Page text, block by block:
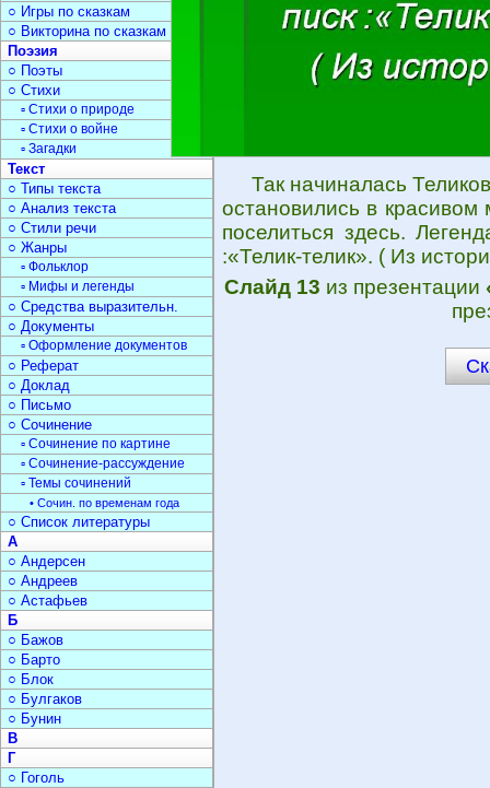
Так начиналась
остановились в красивом
поселиться здесь.
:«Телик-телик». ( Из
Слайд 13 из презентации
○ Игры по сказкам
○ Викторина по сказкам
Поэзия
○ Поэты
○ Стихи
▫ Стихи о природе
▫ Стихи о войне
▫ Загадки
Текст
○ Типы текста
○ Анализ текста
○ Стили речи
○ Жанры
▫ Фольклор
▫ Мифы и легенды
○ Средства выразительн.
○ Документы
▫ Оформление документов
○ Реферат
○ Доклад
○ Письмо
○ Сочинение
▫ Сочинение по картине
▫ Сочинение-рассуждение
▫ Темы сочинений
• Сочин. по временам года
○ Список литературы
А
○ Андерсен
○ Андреев
○ Астафьев
Б
○ Бажов
○ Барто
○ Блок
○ Булгаков
○ Бунин
В
Г
○ Гоголь